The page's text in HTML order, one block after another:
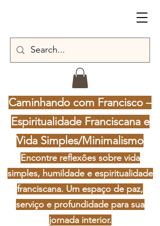
Caminhando com Francisco –
Espiritualidade Franciscana e
Vida Simples/Minimalismo
Encontre reflexões sobre vida
simples, humildade e espiritualidade
franciscana. Um espaço de paz,
serviço e profundidade para sua
jornada interior.